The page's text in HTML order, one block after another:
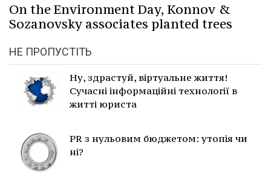
On the Environment Day, Konnov &
Sozanovsky associates planted trees
НЕ ПРОПУСТІТЬ
Ну, здрастуй, віртуальне життя!
Сучасні інформаційні технології в
житті юриста
PR з нульовим бюджетом: утопія чи
ні?